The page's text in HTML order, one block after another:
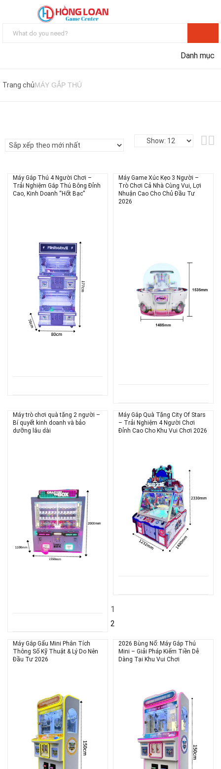
Danh mục
Trang chủMÁY GẮP THÚ
Máy Gắp Thú 4 Người Chơi –
Trải Nghiệm Gắp Thú Bông Đỉnh
Cao, Kinh Doanh “Hốt Bạc”
Máy Game Xúc Kẹo 3 Người –
Trò Chơi Cả Nhà Cùng Vui, Lợi
Nhuận Cao Cho Chủ Đầu Tư
2026
Máy trò chơi quà tặng 2 người –
Bí quyết kinh doanh và bảo
dưỡng lâu dài
Máy Gắp Quà Tặng City Of Stars
– Trải Nghiệm 4 Người Chơi
Đỉnh Cao Cho Khu Vui Chơi 2026
Máy Gắp Gấu Mini Phân Tích
Thông Số Kỹ Thuật & Lý Do Nên
Đầu Tư 2026
2026 Bùng Nổ: Máy Gắp Thú
Mini – Giải Pháp Kiếm Tiền Dễ
Dàng Tại Khu Vui Chơi
1
2